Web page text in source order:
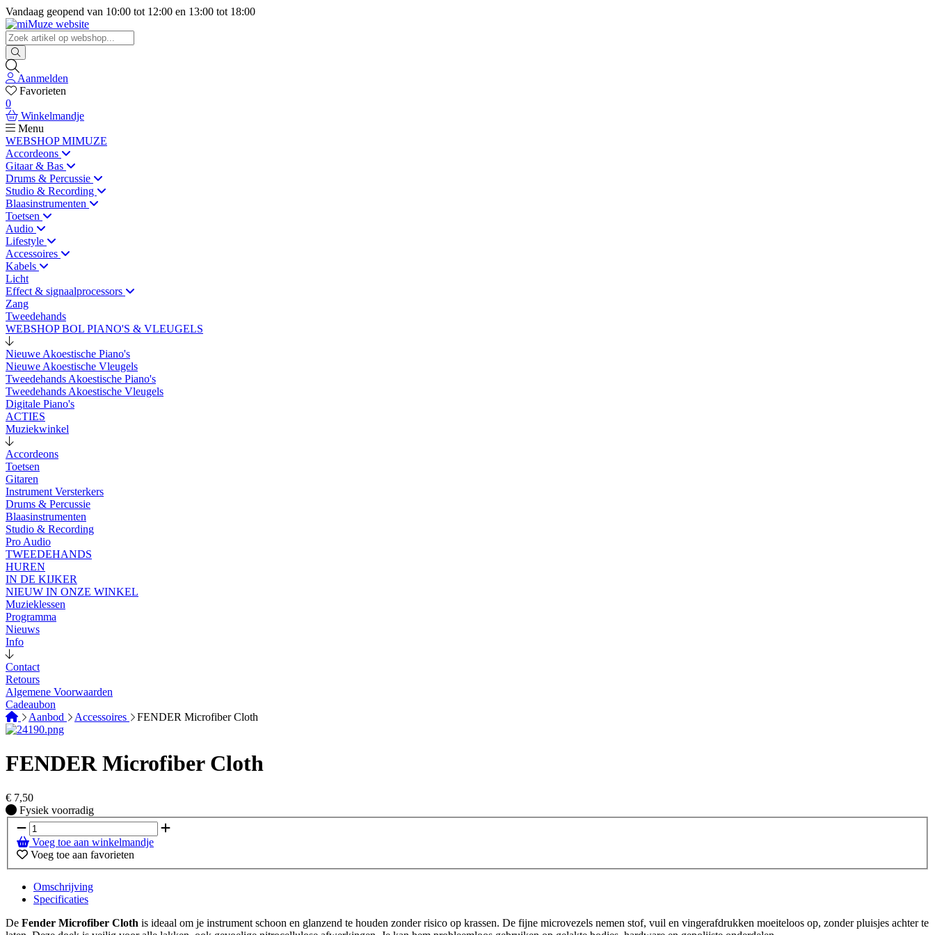
Vandaag geopend van 10:00 tot 12:00 en 13:00 tot 18:00
Aanmelden
Favorieten
0
Winkelmandje
Menu
WEBSHOP MIMUZE
Accordeons
Gitaar & Bas
Drums & Percussie
Studio & Recording
Blaasinstrumenten
Toetsen
Audio
Lifestyle
Accessoires
Kabels
Licht
Effect & signaalprocessors
Zang
Tweedehands
WEBSHOP BOL PIANO'S & VLEUGELS
Nieuwe Akoestische Piano's
Nieuwe Akoestische Vleugels
Tweedehands Akoestische Piano's
Tweedehands Akoestische Vleugels
Digitale Piano's
ACTIES
Muziekwinkel
Accordeons
Toetsen
Gitaren
Instrument Versterkers
Drums & Percussie
Blaasinstrumenten
Studio & Recording
Pro Audio
TWEEDEHANDS
HUREN
IN DE KIJKER
NIEUW IN ONZE WINKEL
Muzieklessen
Programma
Nieuws
Info
Contact
Retours
Algemene Voorwaarden
Cadeaubon
Aanbod
Accessoires FENDER Microfiber Cloth
FENDER Microfiber Cloth
€ 7,50
Fysiek voorradig
Fysiek voorradig
Voeg toe aan winkelmandje
Voeg toe aan favorieten
Omschrijving
Specificaties
De Fender Microfiber Cloth is ideaal om je instrument schoon en glanzend te houden zonder risico op krassen. De fijne microvezels nemen stof, vuil en vingerafdrukken moeiteloos op, zonder pluisjes achter te